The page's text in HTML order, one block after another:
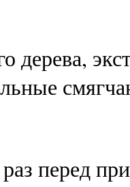
дерева,
перед